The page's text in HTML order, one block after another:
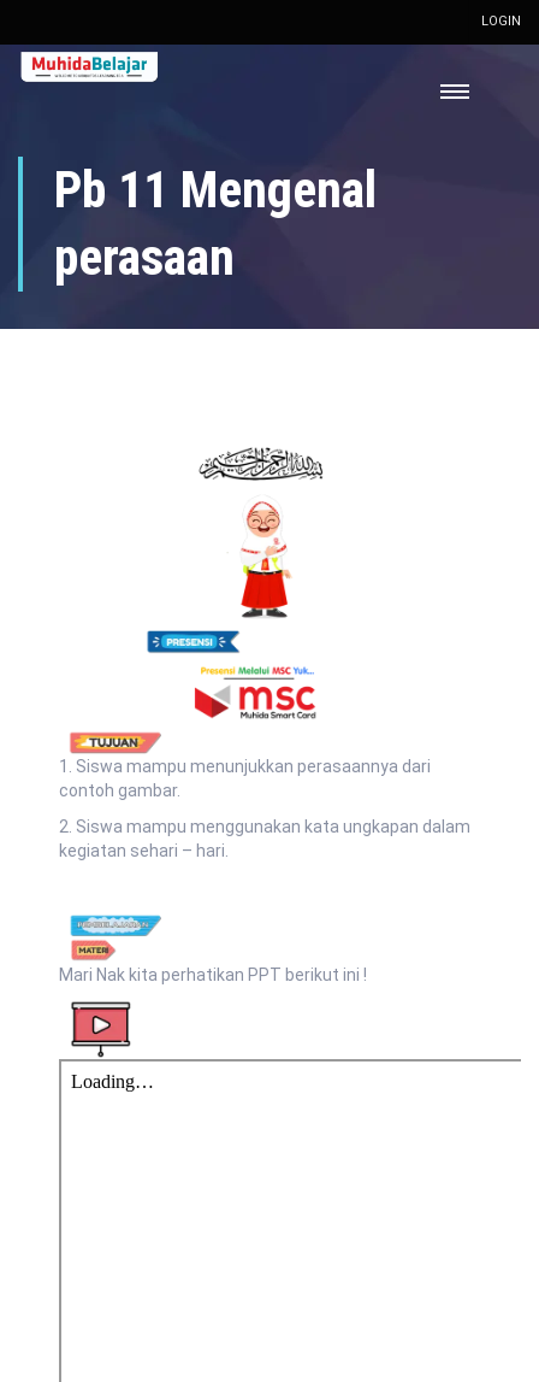
LOGIN
Pb 11 Mengenal
perasaan
1. Siswa mampu menunjukkan perasaannya dari
contoh gambar.
2. Siswa mampu menggunakan kata ungkapan dalam
kegiatan sehari – hari.
Mari Nak kita perhatikan PPT berikut ini !